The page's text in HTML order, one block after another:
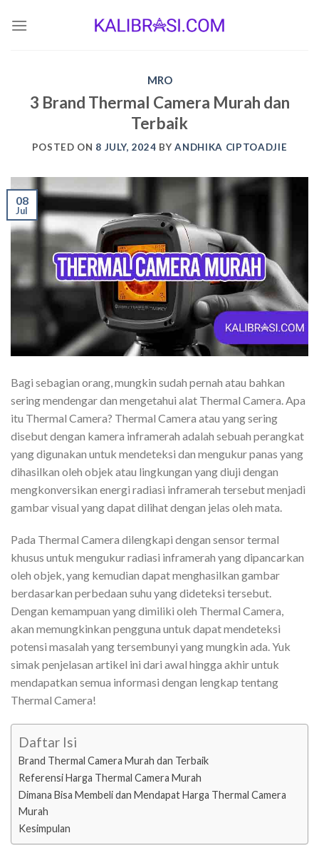
MRO
3 Brand Thermal Camera Murah dan
Terbaik
POSTED ON 8 JULY, 2024 BYANDHIKA CIPTOADJIE
08
Jul
Bagi sebagian orang, mungkin sudah pernah atau bahkan
sering mendengar dan mengetahui alat Thermal Camera. Apa
itu Thermal Camera? Thermal Camera atau yang sering
disebut dengan kamera inframerah adalah sebuah perangkat
yang digunakan untuk mendeteksi dan mengukur panas yang
dihasilkan oleh objek atau lingkungan yang diuji dengan
mengkonversikan energi radiasi inframerah tersebut menjadi
gambar visual yang dapat dilihat dengan jelas oleh mata.
Pada Thermal Camera dilengkapi dengan sensor termal
khusus untuk mengukur radiasi inframerah yang dipancarkan
oleh objek, yang kemudian dapat menghasilkan gambar
berdasarkan perbedaan suhu yang dideteksi tersebut.
Dengan kemampuan yang dimiliki oleh Thermal Camera,
akan memungkinkan pengguna untuk dapat mendeteksi
potensi masalah yang tersembunyi yang mungkin ada. Yuk
simak penjelasan artikel ini dari awal hingga akhir untuk
mendapatkan semua informasi dengan lengkap tentang
Thermal Camera!
Daftar Isi
Brand Thermal Camera Murah dan Terbaik
Referensi Harga Thermal Camera Murah
Dimana Bisa Membeli dan Mendapat Harga Thermal Camera
Murah
Kesimpulan